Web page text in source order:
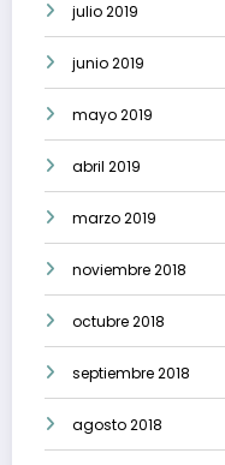
julio 2019
junio 2019
mayo 2019
abril 2019
marzo 2019
noviembre 2018
octubre 2018
septiembre 2018
agosto 2018